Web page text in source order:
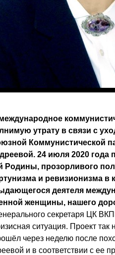
утрату в связи с
Коммунистической
24 июля 2020 года
Родины, прозорливого
и ревизионизма в
деятеля
женщины, нашего
секретаря ЦК
ситуация. Проект
через неделю после
и в соответствии с ее